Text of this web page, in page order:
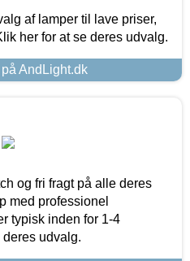
af lamper til lave priser,
her for at se deres udvalg.
AndLight.dk
og fri fragt på alle deres
med professionel
typisk inden for 1-4
deres udvalg.